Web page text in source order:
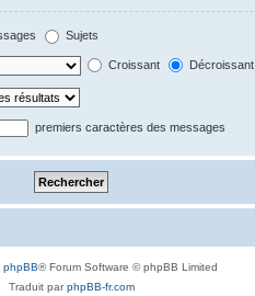
Sujets
Croissant Décroissant
premiers caractères des messages
phpBB® Forum Software © phpBB Limited
Traduit parphpBB-fr.com